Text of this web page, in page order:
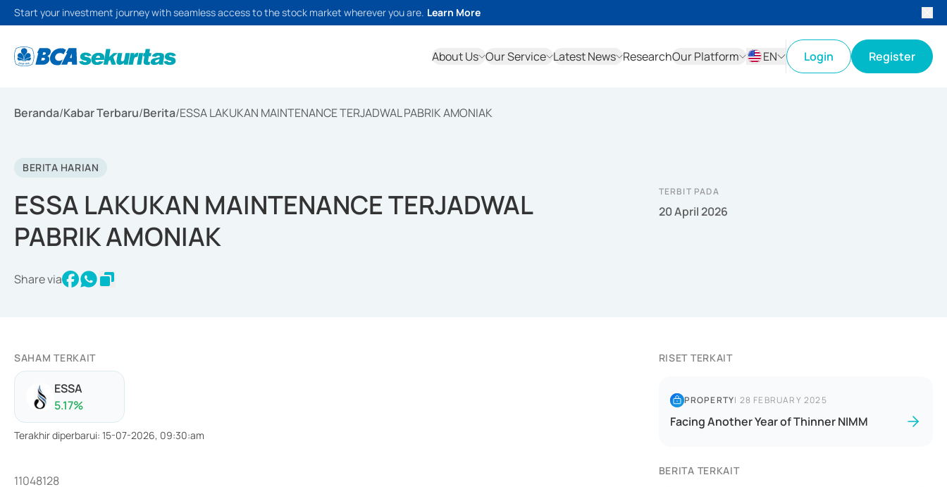
Start your investment journey with seamless access to the stock market wherever you are. Learn More
About Us Our Service Latest News ResearchOur Platform
EN
Login Register
Beranda/Kabar Terbaru/Berita/ESSA LAKUKAN MAINTENANCE TERJADWAL PABRIK AMONIAK
BERITA HARIAN
ESSA LAKUKAN MAINTENANCE TERJADWAL
PABRIK AMONIAK
Share via
TERBIT PADA
20 April 2026
SAHAM TERKAIT
ESSA
5.17%
Terakhir diperbarui: 15-07-2026, 09:30:am
11048128
RISET TERKAIT
PROPERTY| 28 FEBRUARY 2025
Facing Another Year of Thinner NIMM
BERITA TERKAIT